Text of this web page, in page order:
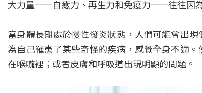
大力量——自癒力、再生力和免疫力——往往因為
當身體長期處於慢性發炎狀態，人們可能會出
為自己罹患了某些奇怪的疾病，感覺全身不適
在喉嚨裡；或者皮膚和呼吸道出現明顯的問題。